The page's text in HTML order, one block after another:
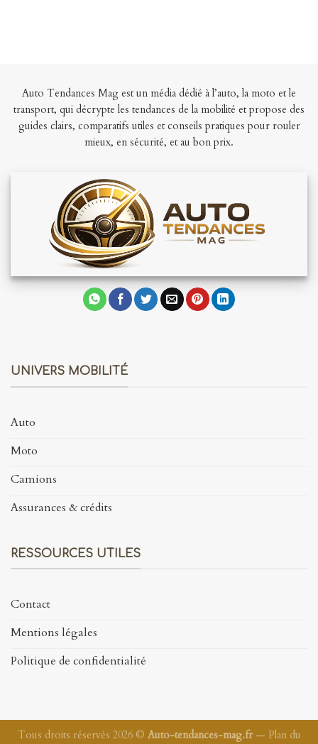
Auto Tendances Mag est un média dédié à l’auto, la moto et le
transport, qui décrypte les tendances de la mobilité et propose des
guides clairs, comparatifs utiles et conseils pratiques pour rouler
mieux, en sécurité, et au bon prix.
UNIVERS MOBILITÉ
Auto
Moto
Camions
Assurances & crédits
RESSOURCES UTILES
Contact
Mentions légales
Politique de confidentialité
Tous droits réservés 2026 © Auto-tendances-mag.fr— Plan du